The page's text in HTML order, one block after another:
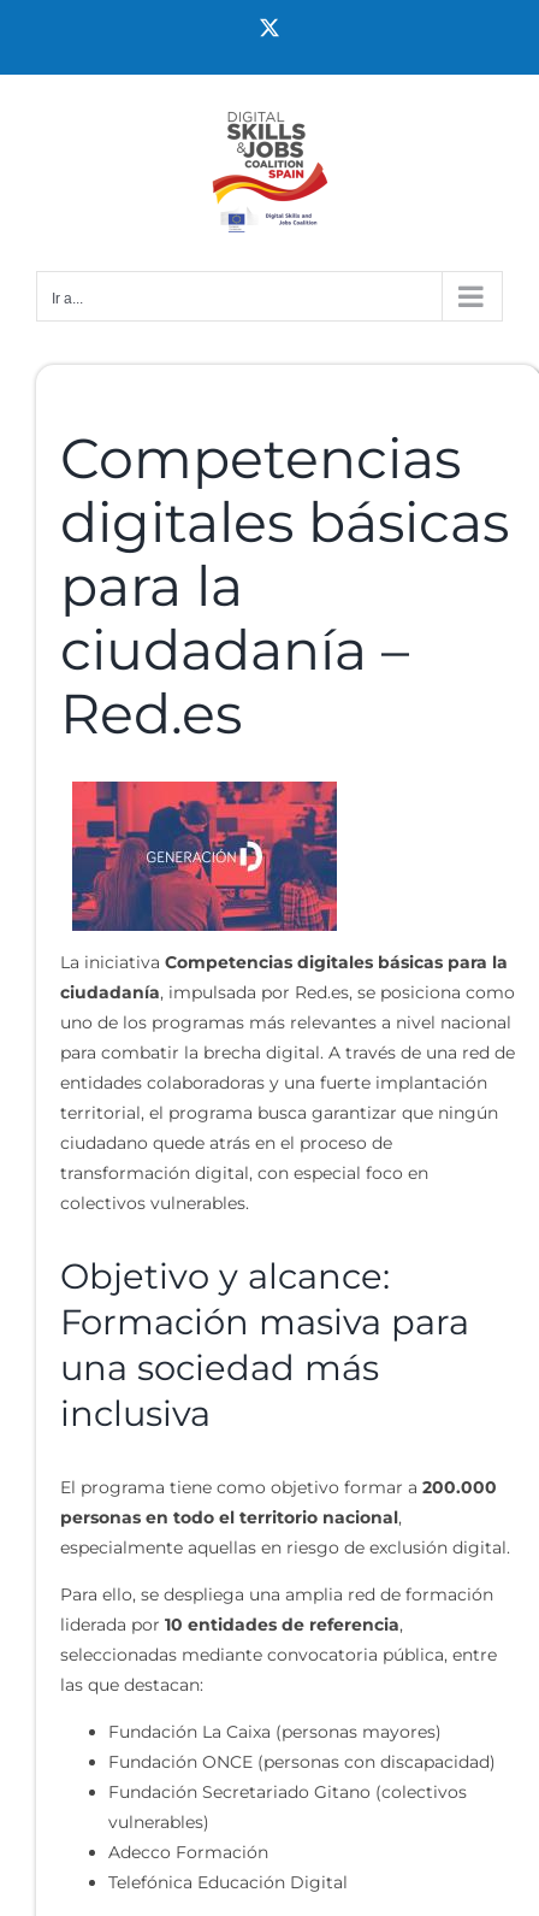
Ir a...
Competencias
digitales básicas
para la
ciudadanía –
Red.es
La iniciativa Competencias digitales básicas para la
ciudadanía, impulsada por Red.es, se posiciona como
uno de los programas más relevantes a nivel nacional
para combatir la brecha digital. A través de una red de
entidades colaboradoras y una fuerte implantación
territorial, el programa busca garantizar que ningún
ciudadano quede atrás en el proceso de
transformación digital, con especial foco en
colectivos vulnerables.
Objetivo y alcance:
Formación masiva para
una sociedad más
inclusiva
El programa tiene como objetivo formar a 200.000
personas en todo el territorio nacional,
especialmente aquellas en riesgo de exclusión digital.
Para ello, se despliega una amplia red de formación
liderada por 10 entidades de referencia,
seleccionadas mediante convocatoria pública, entre
las que destacan:
Fundación La Caixa (personas mayores)
Fundación ONCE (personas con discapacidad)
Fundación Secretariado Gitano (colectivos
vulnerables)
Adecco Formación
Telefónica Educación Digital